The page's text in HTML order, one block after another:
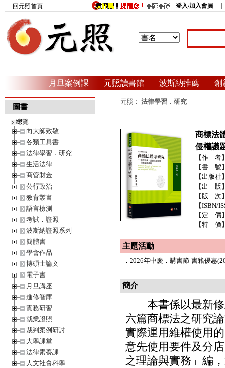
回元照首頁 登入‧加入會員
月旦案例課 元照讀書館 波斯納推薦 創
圖書
總覽
向大師致敬
各類工具書
法律學習．研究
生活法律
商管財金
公行政治
教育叢書
語言檢測
考試．證照
波斯納證照系列
簡體書
學會作品
博碩士論文
電子書
月旦講座
進修智庫
實務研習
就業證照
裁判案例研討
大學課堂
法律素養課
人文社會科學
元照： 法律學習．研究
商標法
侵權議
【作 者
【書 號
【出版社
【出 版
【版 次
【ISBN/
【定 價
【特 價
主題活動
． 2026年中慶．購書節-書籍優惠
簡介
本書係以最新修
六篇商標法之研究
實際運用維權使用
意先使用要件及分
之理論與實務」編